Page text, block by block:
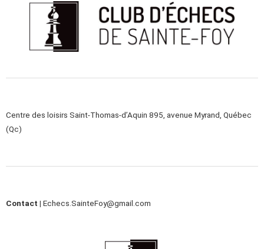
Centre des loisirs Saint-Thomas-d’Aquin 895, avenue Myrand, Québec
(Qc)
Contact | Echecs.SainteFoy@gmail.com